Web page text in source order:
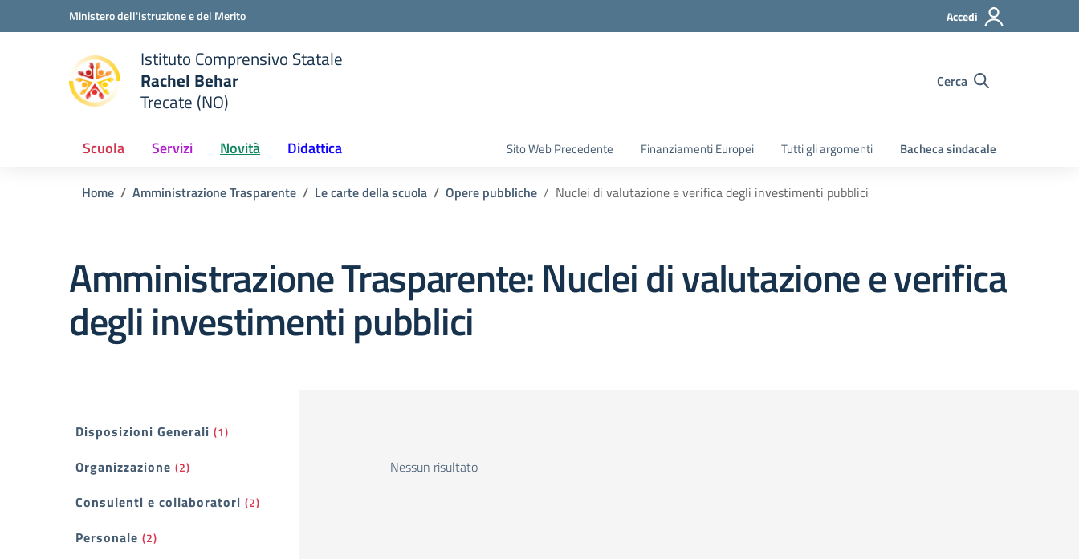
Vai ai contenuti
Vai al menu di navigazioneMinistero dell'Istruzione e del Merito Accedi
scuola
Istituto Comprensivo Statale
Rachel Behar
Trecate (NO)
Cerca
Scuola Servizi Novità Didattica Sito Web Precedente Finanziamenti Europei Tutti gli argomenti Bacheca sindacale
Home Amministrazione Trasparente Le carte della scuola Opere pubbliche Nuclei di valutazione e verifica degli investimenti pubblici
Amministrazione Trasparente:Nuclei di valutazione e verifica
degli investimenti pubblici
Filtri
Disposizioni Generali (1)
Organizzazione (2)
Consulenti e collaboratori (2)
Personale (2)
Nessun risultato